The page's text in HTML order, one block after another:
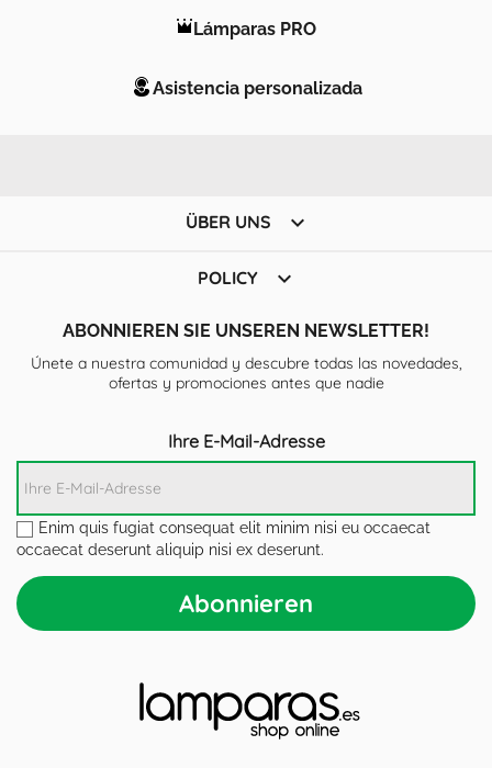
Lámparas PRO
Asistencia personalizada
ÜBER UNS 
POLICY 
ABONNIEREN SIE UNSEREN NEWSLETTER!
Únete a nuestra comunidad y descubre todas las novedades,
ofertas y promociones antes que nadie
Ihre E-Mail-Adresse
Enim quis fugiat consequat elit minim nisi eu occaecat
occaecat deserunt aliquip nisi ex deserunt.